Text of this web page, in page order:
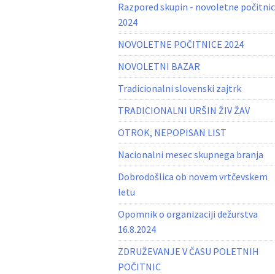
Razpored skupin - novoletne
2024
NOVOLETNE POČITNICE 2024
NOVOLETNI BAZAR
Tradicionalni slovenski zajtrk
TRADICIONALNI URŠIN ŽIV ŽAV
OTROK, NEPOPISAN LIST
Nacionalni mesec skupnega branja
Dobrodošlica ob novem vrtčevskem
letu
Opomnik o organizaciji dežurstva
16.8.2024
ZDRUŽEVANJE V ČASU POLETNIH
POČITNIC